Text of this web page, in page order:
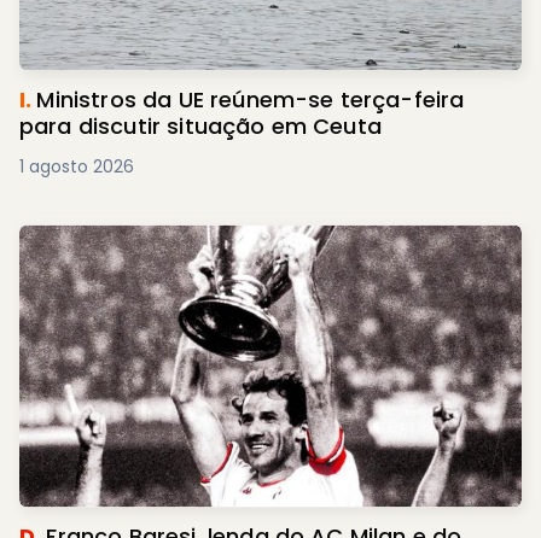
I. Ministros da UE reúnem-se terça-feira
para discutir situação em Ceuta
1 agosto 2026